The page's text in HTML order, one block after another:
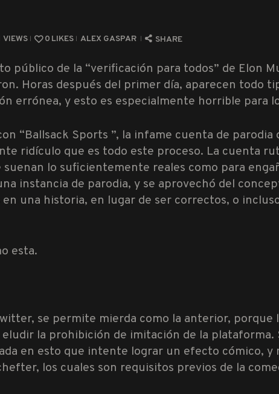
VIEWS 0 LIKES ALEX GASPAR SHARE
público de la “verificación para todos” de Elon
Horas después del primer día, aparecen todo
errónea, y esto es especialmente horrible para
“Ballsack Sports ”, la infame cuenta de
ridículo que es todo este proceso. La cuenta
lo suficientemente reales como para
instancia de parodia, y se aprovechó del
una historia, en lugar de ser correctos, o
esta.
se permite mierda como la anterior, porque
la prohibición de imitación de la plataforma.
en esto que intente lograr un efecto cómico,
los cuales son requisitos previos de la